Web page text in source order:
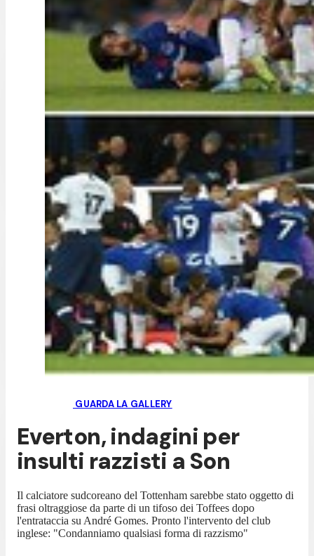
GUARDA LA GALLERY
Everton, indagini per
insulti razzisti a Son
Il calciatore sudcoreano del Tottenham sarebbe stato oggetto di
frasi oltraggiose da parte di un tifoso dei Toffees dopo
l'entrataccia su André Gomes. Pronto l'intervento del club
inglese: "Condanniamo qualsiasi forma di razzismo"